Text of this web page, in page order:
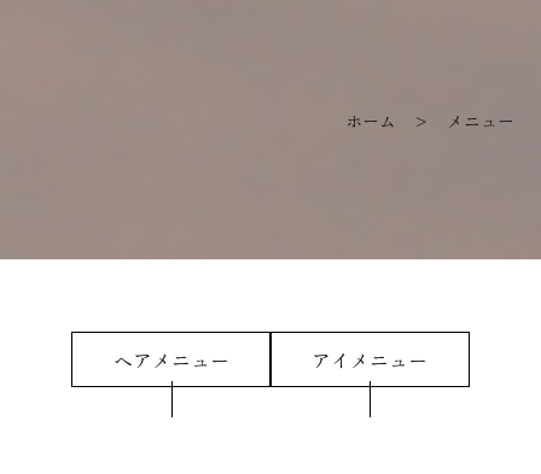
ホーム > メニュー
ヘアメニュー アイメニュー